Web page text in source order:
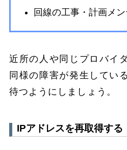
回線の工事・計画メ
近所の人や同じプロバイ
同様の障害が発生してい
待つようにしましょう。
IPアドレスを再取得する